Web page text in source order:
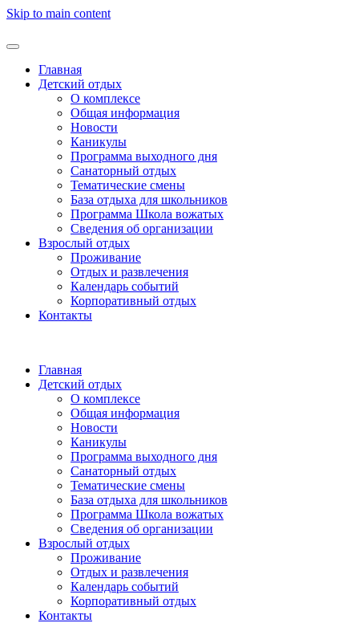
Skip to main content
Главная
Детский отдых
О комплексе
Общая информация
Новости
Каникулы
Программа выходного дня
Санаторный отдых
Тематические смены
База отдыха для школьников
Программа Школа вожатых
Cведения об организации
Взрослый отдых
Проживание
Отдых и развлечения
Календарь событий
Корпоративный отдых
Контакты
Главная
Детский отдых
О комплексе
Общая информация
Новости
Каникулы
Программа выходного дня
Санаторный отдых
Тематические смены
База отдыха для школьников
Программа Школа вожатых
Cведения об организации
Взрослый отдых
Проживание
Отдых и развлечения
Календарь событий
Корпоративный отдых
Контакты